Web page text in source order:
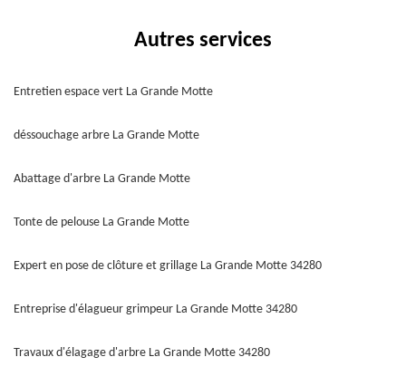
Autres services
Entretien espace vert La Grande Motte
déssouchage arbre La Grande Motte
Abattage d'arbre La Grande Motte
Tonte de pelouse La Grande Motte
Expert en pose de clôture et grillage La Grande Motte 34280
Entreprise d'élagueur grimpeur La Grande Motte 34280
Travaux d'élagage d'arbre La Grande Motte 34280